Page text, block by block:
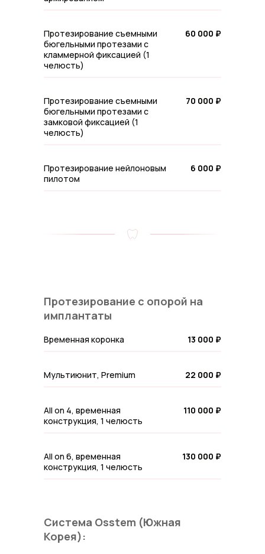
Протезирование съемными
бюгельными протезами с
кламмерной фиксацией (1
челюсть)
60 000 ₽
Протезирование съемными
бюгельными протезами с
замковой фиксацией (1
челюсть)
70 000 ₽
Протезирование нейлоновым
пилотом
6 000 ₽
Протезирование с опорой на
имплантаты
Временная коронка 13 000 ₽
Мультиюнит, Premium 22 000 ₽
All on 4, временная
конструкция, 1 челюсть
110 000 ₽
All on 6, временная
конструкция, 1 челюсть
130 000 ₽
Система Osstem (Южная
Корея):